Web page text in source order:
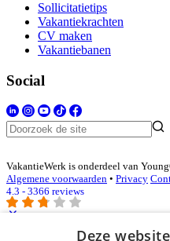
Sollicitatietips
Vakantiekrachten
CV maken
Vakantiebanen
Social
VakantieWerk is onderdeel van
Algemene voorwaarden • Privacy
4.3 - 3366 reviews
Deze